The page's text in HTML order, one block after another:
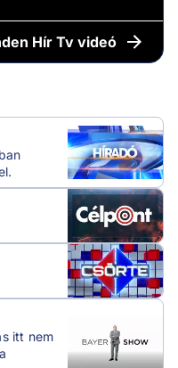
Hír Tv videó
itt nem